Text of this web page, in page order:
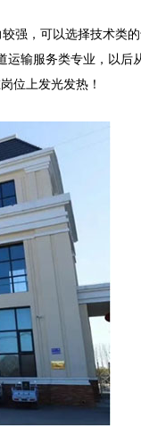
强，可以选择技术类
输服务类专业，以后
位上发光发热！